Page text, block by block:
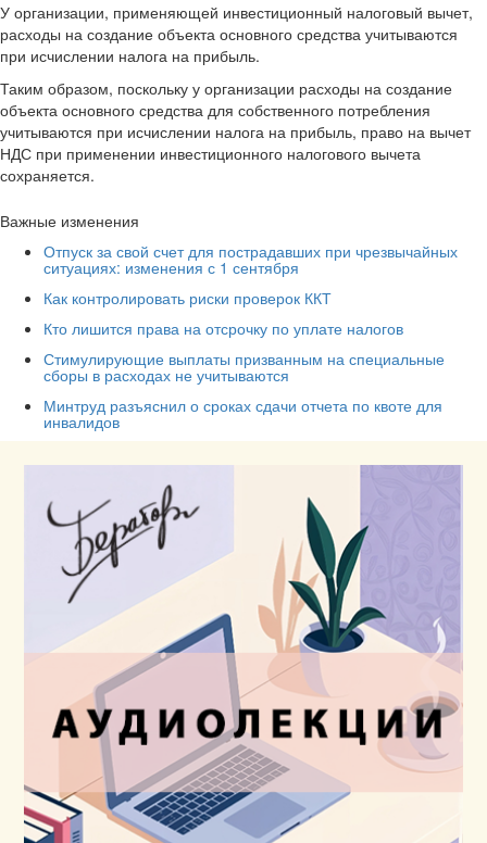
У организации, применяющей инвестиционный налоговый вычет,
расходы на создание объекта основного средства учитываются
при исчислении налога на прибыль.
Таким образом, поскольку у организации расходы на создание
объекта основного средства для собственного потребления
учитываются при исчислении налога на прибыль, право на вычет
НДС при применении инвестиционного налогового вычета
сохраняется.
Важные изменения
Отпуск за свой счет для пострадавших при чрезвычайных
ситуациях: изменения с 1 сентября
Как контролировать риски проверок ККТ
Кто лишится права на отсрочку по уплате налогов
Стимулирующие выплаты призванным на специальные
сборы в расходах не учитываются
Минтруд разъяснил о сроках сдачи отчета по квоте для
инвалидов